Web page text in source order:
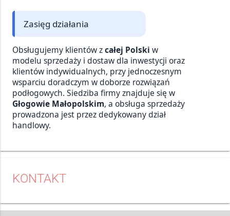
Zasięg działania
Obsługujemy klientów zcałej Polski w
modelu sprzedaży i dostaw dla inwestycji oraz
klientów indywidualnych, przy jednoczesnym
wsparciu doradczym w doborze rozwiązań
podłogowych. Siedziba firmy znajduje się w
Głogowie Małopolskim, a obsługa sprzedaży
prowadzona jest przez dedykowany dział
handlowy.
KONTAKT